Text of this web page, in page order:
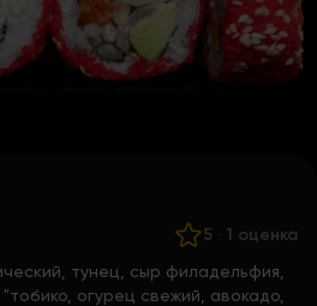
5 · 1 оценка
тунец, сыр филадельфия,
огурец свежий, авокадо,